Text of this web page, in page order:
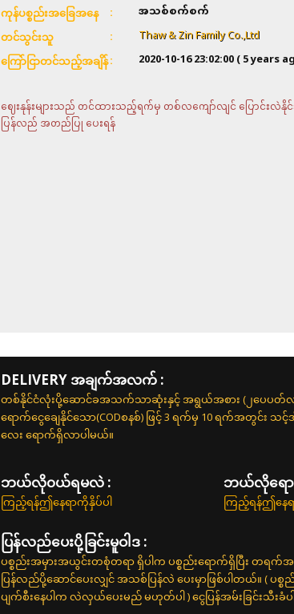
ကုန်ပစ္စည်းအခြေအနေ အသစ်စက်စက်
တင်သွင်းသူ Thaw & Zin Family Co.,Ltd
ကြော်ငြာတင်သည့်အချိန် 2020-10-16 23:02:00( 5 years
ဈေးနုန်းများသည် တင်ထားသည့်ရက်မှ တစ်လကျော်လျင် ပြောင်းလဲနိုင်
ပြန်လည် အတည်ပြု ပေးရန်
DELIVERY အချက်အလက် :
တစ်နိုင်ငံလုံးပို့ဆောင်ခအသက်သာဆုံးနှင့် အရွယ်အစား (၂ပေပတ်လည်
ရောက်ငွေချေနိုင်သော(CODစနစ်) ဖြင့် 3 ရက်မှ 10 ရက်အတွင်း
လေး ရောက်ရှိလာပါမယ်။
ဘယ်လို၀ယ်ရမလဲ :
ကြည့်ရန်ဤနေရာကိုနှိပ်ပါ
ဘယ်လိုရော
ကြည့်ရန်ဤနေရ
ပြန်လည်ပေးပို့ခြင်းမူဝါဒ :
ပစ္စည်းအမှားအယွင်းတစုံတရာ ရှိပါက ပစ္စည်းရောက်ရှိပြီး တရက်အ
ပြန်လည်ပို့ဆောင်ပေးလျှင် အသစ်ပြန်လဲ ပေးမှာဖြစ်ပါတယ်။ ( ပ
ပျက်စီးနေပါက လဲလှယ်ပေးမည် မဟုတ်ပါ ) ငွေပြန်အမ်းခြင်းသီးခံပ